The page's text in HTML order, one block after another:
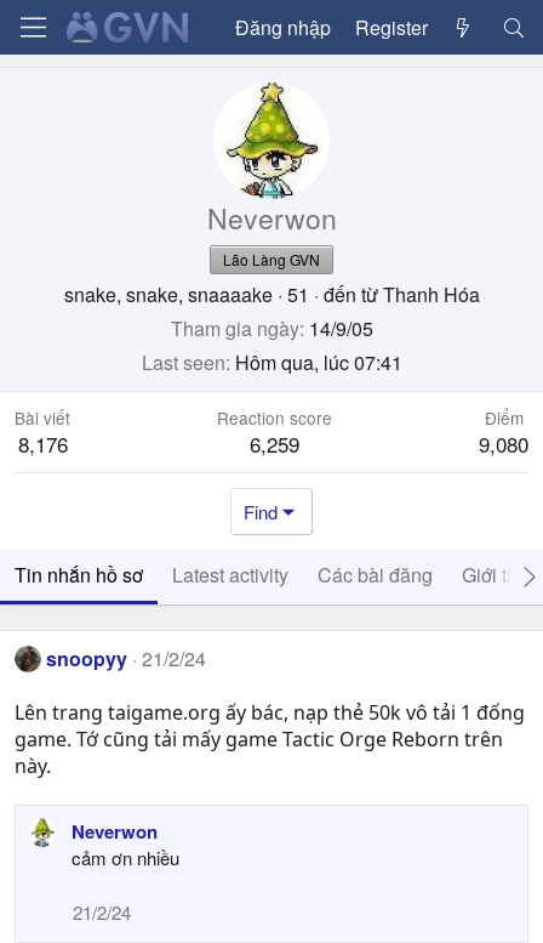
Đăng nhập Register
Neverwon
Lão Làng GVN
snake, snake, snaaaake · 51 · đến từThanh Hóa
Tham gia ngày 14/9/05
Last seen Hôm qua, lúc 07:41
Bài viết
8,176
Reaction score
6,259
Điểm
9,080
Find
Tin nhắn hồ sơ Latest activity Các bài đăng Giới thiệu
snoopyy 21/2/24
Lên trang taigame.org ấy bác, nạp thẻ 50k vô tải 1 đống
game. Tớ cũng tải mấy game Tactic Orge Reborn trên
này.
Neverwon
cảm ơn nhiều
21/2/24